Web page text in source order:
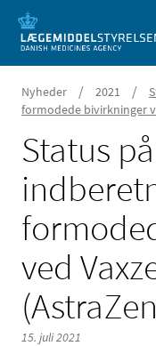
Nyheder / 2021 /
formodede bivirkninger
Status
ved
15. juli 2021